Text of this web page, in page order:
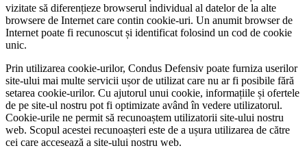
vizitate să diferențieze browserul individual al datelor de la alte
browsere de Internet care contin cookie-uri. Un anumit browser de
Internet poate fi recunoscut și identificat folosind un cod de cookie
unic.
Prin utilizarea cookie-urilor, Condus Defensiv poate furniza userilor
site-ului mai multe servicii ușor de utilizat care nu ar fi posibile fără
setarea cookie-urilor. Cu ajutorul unui cookie, informațiile și ofertele
de pe site-ul nostru pot fi optimizate având în vedere utilizatorul.
Cookie-urile ne permit să recunoaștem utilizatorii site-ului nostru
web. Scopul acestei recunoașteri este de a ușura utilizarea de către
cei care accesează a site-ului nostru web.